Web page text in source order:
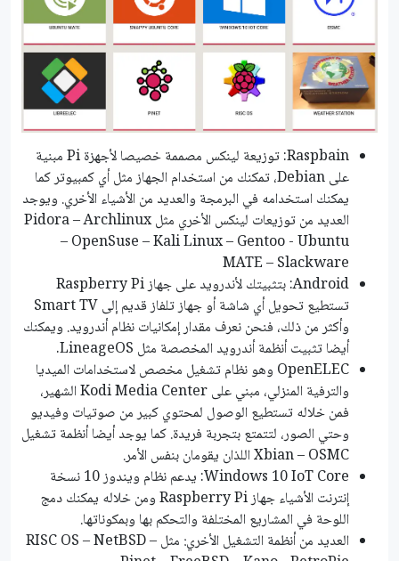
Raspbain: توزيعة لينكس مصممة خصيصا لأجهزة Pi مبنية
على Debian، تمكنك من استخدام الجهاز مثل أي كمبيوتر كما
يمكنك استخدامه في البرمجة والعديد من الأشياء الأخري. ويوجد
العديد من توزيعات لينكس الأخري مثل Pidora – Archlinux
– OpenSuse – Kali Linux – Gentoo - Ubuntu
MATE – Slackware
Android: بتثبيتك لأندرويد على جهاز Raspberry Pi
تستطيع تحويل أي شاشة أو جهاز تلفاز قديم إلى Smart TV
وأكثر من ذلك، فنحن نعرف مقدار إمكانيات نظام أندرويد. ويمكنك
أيضا تثبيت أنظمة أندرويد المخصصة مثل LineageOS.
OpenELEC وهو نظام تشغيل مخصص لاستخدامات الميديا
والترفية المنزلي، مبني على Kodi Media Center الشهير،
فمن خلاله تستطيع الوصول لمحتوي كبير من صوتيات وفيديو
وحتي الصور، لتتمتع بتجربة فريدة. كما يوجد أيضا أنظمة تشغيل
Xbian – OSMC اللذان يقومان بنفس الأمر.
Windows 10 IoT Core: يدعم نظام ويندوز 10 نسخة
إنترنت الأشياء جهاز Raspberry Pi ومن خلاله يمكنك دمج
اللوحة في المشاريع المختلفة والتحكم بها وبمكوناتها.
العديد من أنظمة التشغيل الأخري: مثل RISC OS – NetBSD –